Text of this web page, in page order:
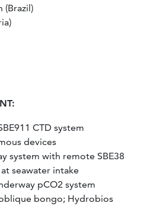
(Brazil)
CTD system
devices
system with remote SBE38
seawater intake
pCO2 system
bongo; Hydrobios